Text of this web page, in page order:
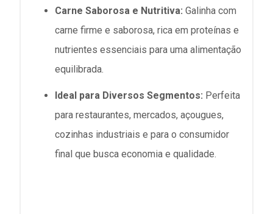
Carne Saborosa e Nutritiva: Galinha com
carne firme e saborosa, rica em proteínas e
nutrientes essenciais para uma alimentação
equilibrada.
Ideal para Diversos Segmentos: Perfeita
para restaurantes, mercados, açougues,
cozinhas industriais e para o consumidor
final que busca economia e qualidade.